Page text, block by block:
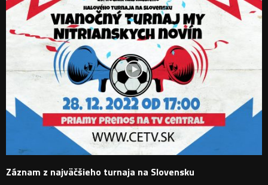
Záznam z najväčšieho turnaja na Slovensku